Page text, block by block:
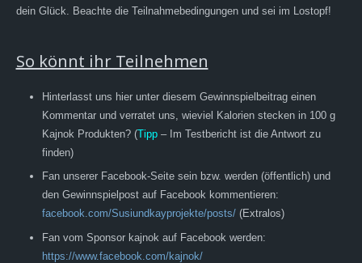
dein Glück. Beachte die Teilnahmebedingungen und sei im Lostopf!
So könnt ihr Teilnehmen
Hinterlasst uns hier unter diesem Gewinnspielbeitrag einen
Kommentar und verratet uns, wieviel Kalorien stecken in 100 g
Kajnok Produkten? (Tipp – Im Testbericht ist die Antwort zu
finden)
Fan unserer Facebook-Seite sein bzw. werden (öffentlich) und
den Gewinnspielpost auf Facebook kommentieren:
facebook.com/Susiundkayprojekte/posts/ (Extralos)
Fan vom Sponsor kajnok auf Facebook werden:
https://www.facebook.com/kajnok/